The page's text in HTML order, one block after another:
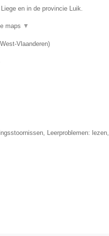
en in de provincie Luik.
maps ▼
West-Vlaanderen)
Leerproblemen: lezen,